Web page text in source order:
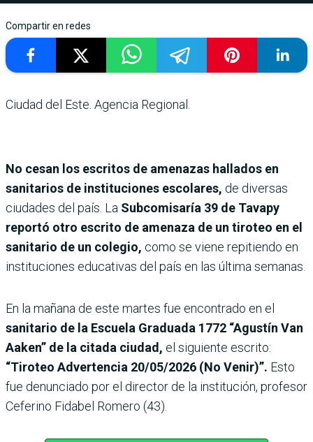
Compartir en redes
Ciudad del Este. Agencia Regional.
No cesan los escritos de amenazas hallados en
sanitarios de instituciones escolares, de diversas
ciudades del país. La Subcomisaría 39 de Tavapy
reportó otro escrito de amenaza de un tiroteo en el
sanitario de un colegio, como se viene repitiendo en
instituciones educativas del país en las última semanas.
En la mañana de este martes fue encontrado en el
sanitario de la Escuela Graduada 1772 “Agustín Van
Aaken” de la citada ciudad, el siguiente escrito:
“Tiroteo Advertencia 20/05/2026 (No Venir)”. Esto
fue denunciado por el director de la institución, profesor
Ceferino Fidabel Romero (43).